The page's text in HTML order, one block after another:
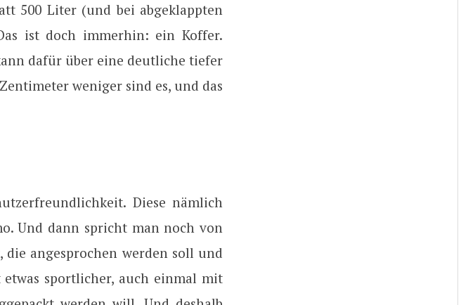
500 Liter (und bei abgeklappten
ist doch immerhin: ein Koffer.
dafür über eine deutliche tiefer
weniger sind es, und das
Diese nämlich
Und dann spricht man noch von
angesprochen werden soll und
sportlicher, auch einmal mit